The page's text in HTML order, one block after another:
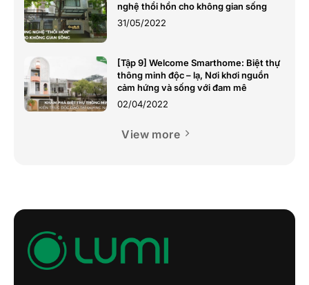
nghệ thổi hồn cho không gian sống
31/05/2022
[Tập 9] Welcome Smarthome: Biệt thự
thông minh độc – lạ, Nơi khơi nguồn
cảm hứng và sống với đam mê
02/04/2022
View more